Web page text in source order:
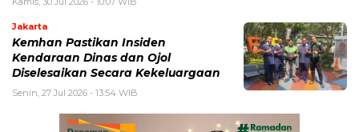
Jakarta
Kemhan Pastikan Insiden
Kendaraan Dinas dan Ojol
Diselesaikan Secara Kekeluargaan
Senin, 27 Jul 2026 - 13:54 WIB